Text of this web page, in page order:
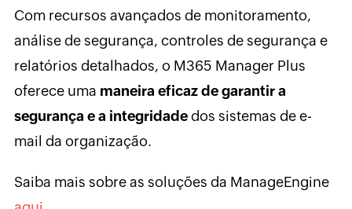
Com recursos avançados de monitoramento,
análise de segurança, controles de segurança e
relatórios detalhados, o M365 Manager Plus
oferece uma maneira eficaz de garantir a
segurança e a integridadedos sistemas de e-
mail da organização.
Saiba mais sobre as soluções da ManageEngine